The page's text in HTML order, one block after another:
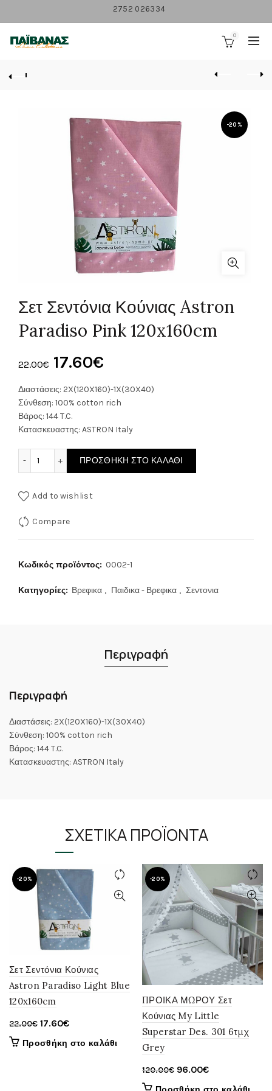
2752 026334
0
-20%
Σετ Σεντόνια Κούνιας Astron
Paradiso Pink 120x160cm
22.00€ Original
price
was:
17.60€
τρέχουσα
17.60€.
Διαστάσεις: 2X(120X160)-1X(30X40)
Σύνθεση: 100% cotton rich
Βάρος: 144 T.C.
Κατασκευαστης: ASTRON Italy
ΠΡΟΣΘΉΚΗ ΣΤΟ ΚΑΛΆΘΙ
Add to wishlist
Compare
Κωδικός προϊόντος: 0002-1
Κατηγορίες: Βρεφικα , Παιδικα - Βρεφικα , Σεντονια
Περιγραφή
Περιγραφή
Διαστάσεις: 2X(120X160)-1X(30X40)
Σύνθεση: 100% cotton rich
Βάρος: 144 T.C.
Κατασκευαστης: ASTRON Italy
ΣΧΕΤΙΚΆ ΠΡΟΪΌΝΤΑ
-20%
Σετ Σεντόνια Κούνιας
Astron Paradiso Light Blue
120x160cm
22.00€ Original
price
17.60€Η
τρέχουσα
Προσθήκη στο καλάθι
-20%
ΠΡΟΙΚΑ ΜΩΡΟΥ Σετ
Κούνιας My Little
Superstar Des. 301 6τμχ
Grey
120.00€ Original
price
96.00€Η
τρέχουσα